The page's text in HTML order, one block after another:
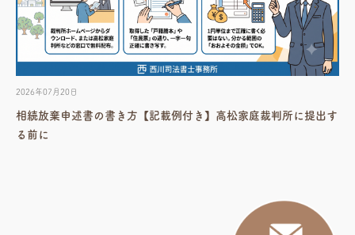
2026年07月20日
相続放棄申述書の書き方【記載例付き】高松家庭裁判所に提出す
る前に